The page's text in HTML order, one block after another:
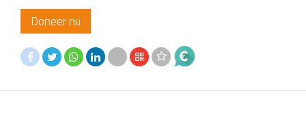
Doneer nu